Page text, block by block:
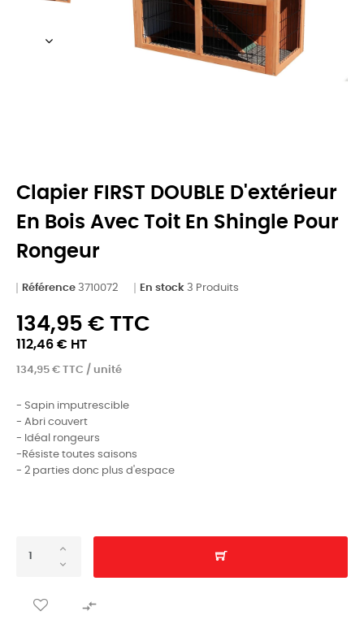
Clapier FIRST DOUBLE D'extérieur
En Bois Avec Toit En Shingle Pour
Rongeur
Référence 3710072 En stock 3 Produits
134,95 € TTC
112,46 € HT
134,95 € TTC / unité
- Sapin imputrescible
- Abri couvert
- Idéal rongeurs
-Résiste toutes saisons
- 2 parties donc plus d'espace
